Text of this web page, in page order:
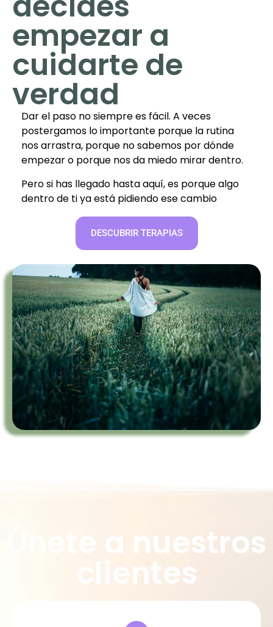
empezar a
cuidarte de
verdad
Dar el paso no siempre es fácil. A veces
postergamos lo importante porque la rutina
nos arrastra, porque no sabemos por dónde
empezar o porque nos da miedo mirar dentro.
Pero si has llegado hasta aquí, es porque algo
dentro de ti ya está pidiendo ese cambio
DESCUBRIR TERAPIAS
Únete a nuestros
clientes